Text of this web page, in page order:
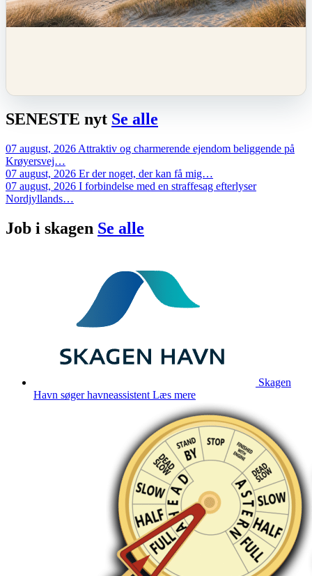
SENESTE nyt Se alle
07 august, 2026 Attraktiv og charmerende ejendom beliggende på
Krøyersvej…
07 august, 2026 Er der noget, der kan få mig…
07 august, 2026 I forbindelse med en straffesag efterlyser
Nordjyllands…
Job i skagen Se alle
Skagen
Havn søger havneassistent Læs mere